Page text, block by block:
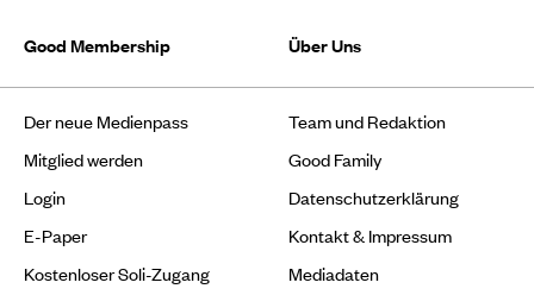
Good Membership
Der neue Medienpass
Mitglied werden
Login
E-Paper
Kostenloser Soli-Zugang
Über Uns
Team und Redaktion
Good Family
Datenschutzerklärung
Kontakt & Impressum
Mediadaten